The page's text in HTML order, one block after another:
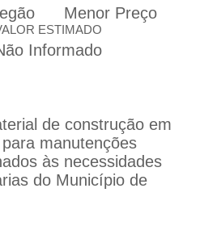
Menor Preço
ESTIMADO
Informado
de construção em
manutenções
às necessidades
do Município de